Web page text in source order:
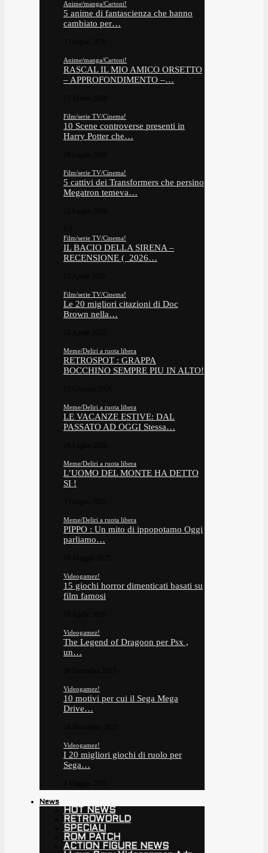
Anime/manga/Cartoni!
5 anime di fantascienza che hanno
cambiato per…
Anime/manga/Cartoni!
RASCAL IL MIO AMICO ORSETTO
– APPROFONDIMENTO –…
Film/serie TV/Cinema!
10 Scene controverse presenti in
Harry Potter che…
Film/serie TV/Cinema!
5 cattivi dei Transformers che persino
Megatron temeva…
Film/serie TV/Cinema!
IL BACIO DELLA SIRENA –
RECENSIONE ( 2026…
Film/serie TV/Cinema!
Le 20 migliori citazioni di Doc
Brown nella…
Meme/Deliri a ruota libera
RETROSPOT : GRAPPA
BOCCHINO SEMPRE PIU IN ALTO!
Meme/Deliri a ruota libera
LE VACANZE ESTIVE: DAL
PASSATO AD OGGI Stessa…
Meme/Deliri a ruota libera
L’UOMO DEL MONTE HA DETTO
SI !
Meme/Deliri a ruota libera
PIPPO : Un mito di ippopotamo Oggi
parliamo…
Videogamez!
15 giochi horror dimenticati basati su
film famosi
Videogamez!
The Legend of Dragoon per Psx ,
un…
Videogamez!
10 motivi per cui il Sega Mega
Drive…
Videogamez!
I 20 migliori giochi di ruolo per
Sega…
News
HOT NEWS
RETROWORLD
SPECIALI
ROM PATCH
ACTION FIGURE NEWS